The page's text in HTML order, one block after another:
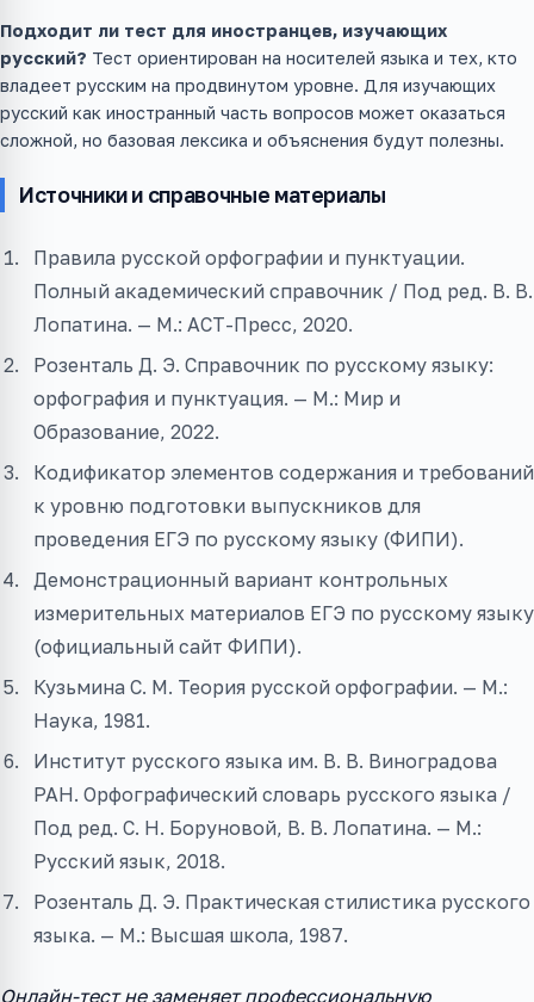
Подходит ли тест для иностранцев, изучающих
русский? Тест ориентирован на носителей языка и тех, кто
владеет русским на продвинутом уровне. Для изучающих
русский как иностранный часть вопросов может оказаться
сложной, но базовая лексика и объяснения будут полезны.
Источники и справочные материалы
Правила русской орфографии и пунктуации.
Полный академический справочник / Под ред. В. В.
Лопатина. — М.: АСТ-Пресс, 2020.
Розенталь Д. Э. Справочник по русскому языку:
орфография и пунктуация. — М.: Мир и
Образование, 2022.
Кодификатор элементов содержания и требований
к уровню подготовки выпускников для
проведения ЕГЭ по русскому языку (ФИПИ).
Демонстрационный вариант контрольных
измерительных материалов ЕГЭ по русскому языку
(официальный сайт ФИПИ).
Кузьмина С. М. Теория русской орфографии. — М.:
Наука, 1981.
Институт русского языка им. В. В. Виноградова
РАН. Орфографический словарь русского языка /
Под ред. С. Н. Боруновой, В. В. Лопатина. — М.:
Русский язык, 2018.
Розенталь Д. Э. Практическая стилистика русского
языка. — М.: Высшая школа, 1987.
Онлайн-тест не заменяет профессиональную